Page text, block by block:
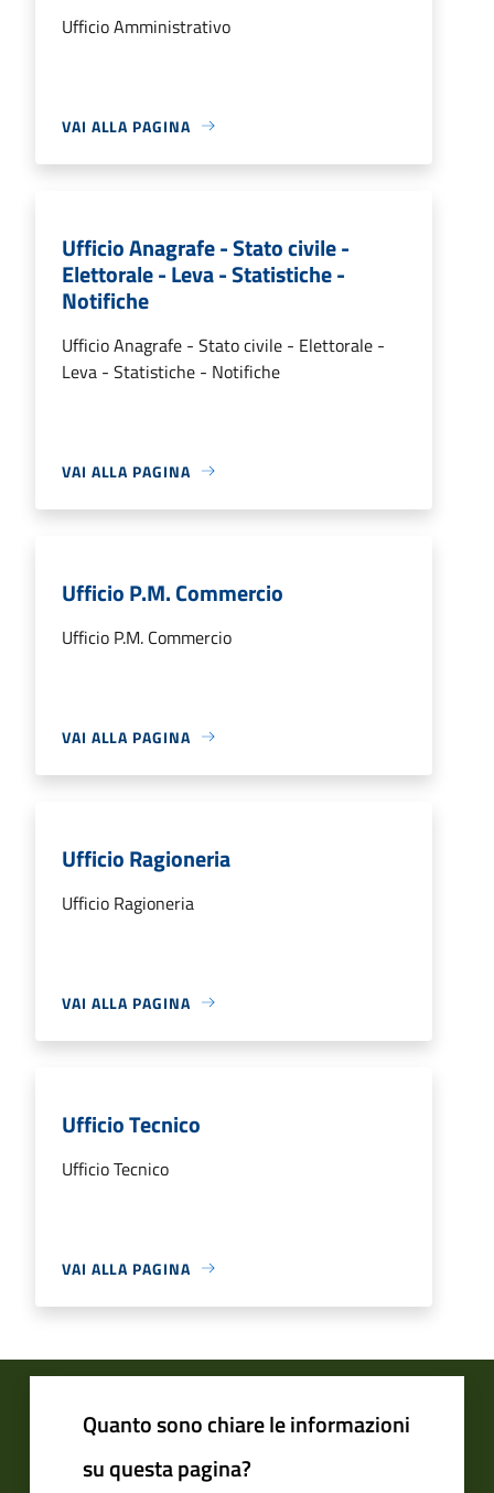
Ufficio Amministrativo
VAI ALLA PAGINA
Ufficio Anagrafe - Stato civile -
Elettorale - Leva - Statistiche -
Notifiche
Ufficio Anagrafe - Stato civile - Elettorale -
Leva - Statistiche - Notifiche
VAI ALLA PAGINA
Ufficio P.M. Commercio
Ufficio P.M. Commercio
VAI ALLA PAGINA
Ufficio Ragioneria
Ufficio Ragioneria
VAI ALLA PAGINA
Ufficio Tecnico
Ufficio Tecnico
VAI ALLA PAGINA
Quanto sono chiare le informazioni
su questa pagina?